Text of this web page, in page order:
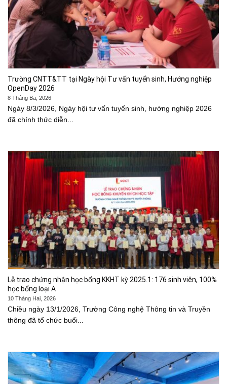
Trường CNTT&TT tại Ngày hội Tư vấn tuyển sinh, Hướng nghiệp
OpenDay 2026
8 Tháng Ba, 2026
Ngày 8/3/2026, Ngày hội tư vấn tuyển sinh, hướng nghiệp 2026
đã chính thức diễn...
Lễ trao chứng nhận học bổng KKHT kỳ 2025.1: 176 sinh viên, 100%
học bổng loại A
10 Tháng Hai, 2026
Chiều ngày 13/1/2026, Trường Công nghệ Thông tin và Truyền
thông đã tổ chức buổi...